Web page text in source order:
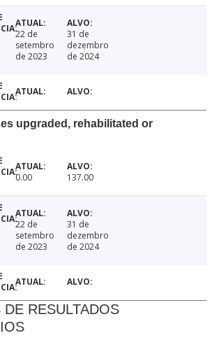
22 de
setembro
de 2023
31 de
dezembro
de 2024
upgraded, rehabilitated or
0.00 137.00
22 de
setembro
de 2023
31 de
dezembro
de 2024
RESULTADOS